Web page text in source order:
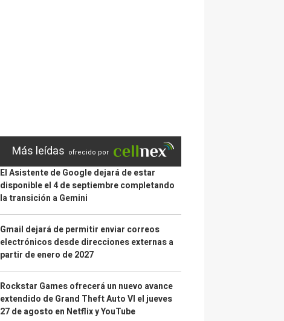
Más leídas ofrecido por
El Asistente de Google dejará de estar
disponible el 4 de septiembre completando
la transición a Gemini
Gmail dejará de permitir enviar correos
electrónicos desde direcciones externas a
partir de enero de 2027
Rockstar Games ofrecerá un nuevo avance
extendido de Grand Theft Auto VI el jueves
27 de agosto en Netflix y YouTube